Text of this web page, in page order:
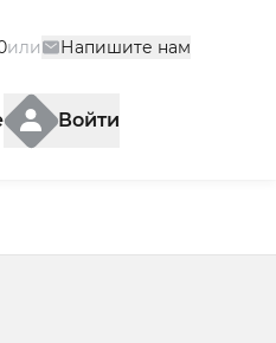
или Напишите нам
Войти